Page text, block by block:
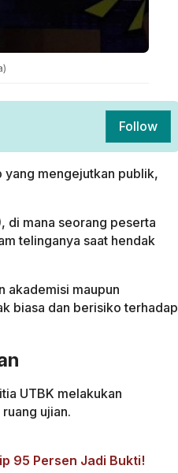
Follow
yang mengejutkan publik,
di mana seorang peserta
telinganya saat hendak
akademisi maupun
biasa dan berisiko terhadap
UTBK melakukan
ujian.
95 Persen Jadi Bukti!